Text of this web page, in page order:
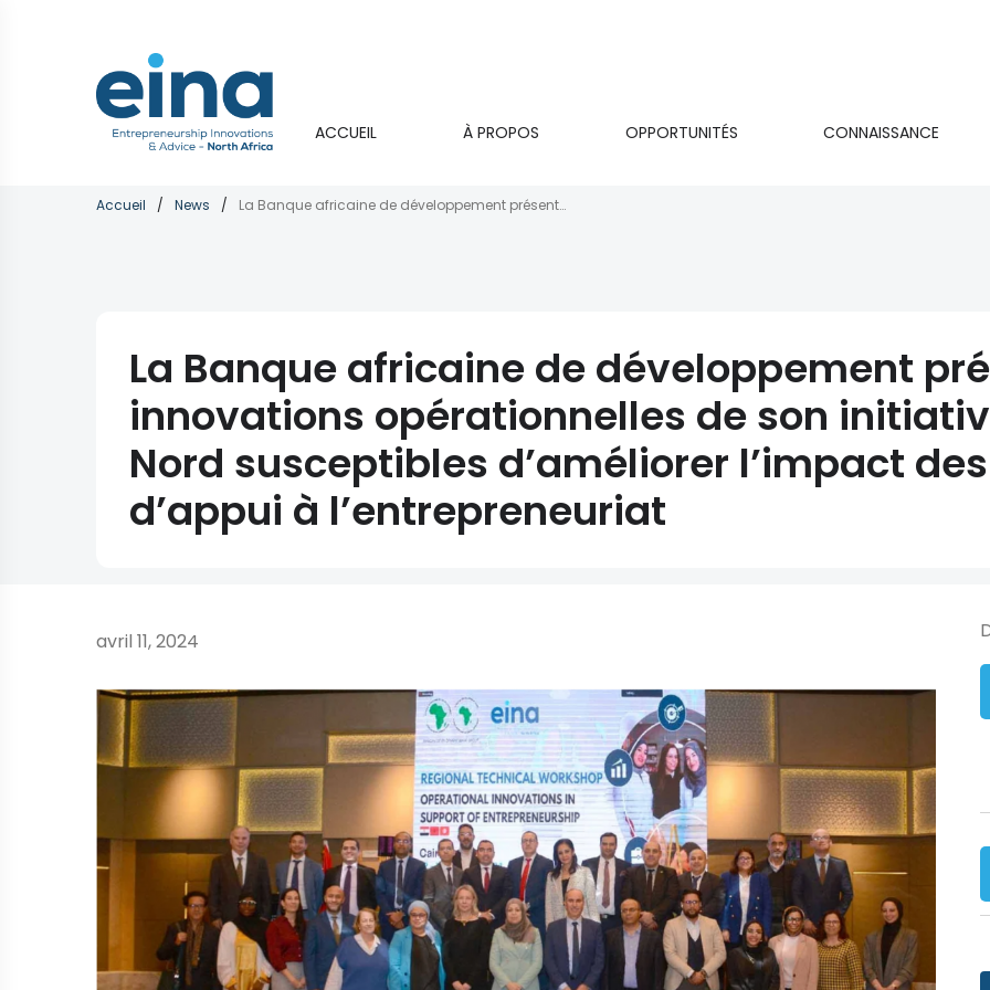
Main
navigation
ACCUEIL À PROPOS OPPORTUNITÉS CONNAISSANCE
Fil
Accueil News La Banque africaine de développement présente trois innovations opérationnelles de son initiative EInA-Afrique du Nord susceptibles d’améliorer l…
La Banque africaine de développement
innovations opérationnelles de son
Nord susceptibles d’améliorer l’impact
d’appui à l’entrepreneuriat
avril 11, 2024